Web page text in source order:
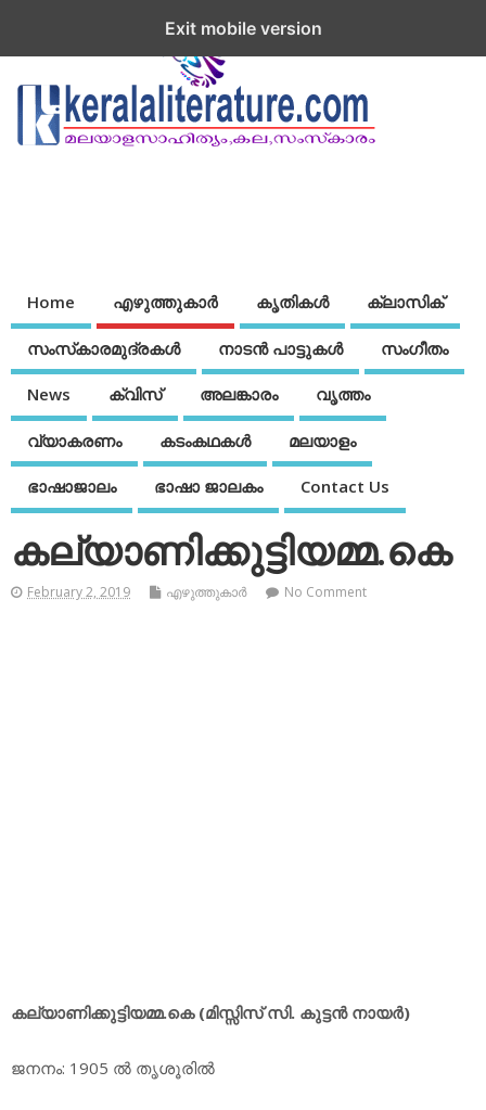
Home എഴുത്തുകാര്‍ കൃതികൾ ക്ലാസിക്
സംസ്‌കാരമുദ്രകള്‍ നാടന്‍ പാട്ടുകള്‍ സംഗീതം
News ക്വിസ് അലങ്കാരം വൃത്തം
വ്യാകരണം കടംകഥകള്‍ മലയാളം
ഭാഷാജാലം ഭാഷാ ജാലകം Contact Us
കല്യാണിക്കുട്ടിയമ്മ.കെ
February 2, 2019 എഴുത്തുകാര്‍ No Comment
കല്യാണിക്കുട്ടിയമ്മ.കെ (മിസ്സിസ് സി. കുട്ടന്‍ നായര്‍)
ജനനം: 1905 ല്‍ തൃശൂരില്‍
Exit mobile version